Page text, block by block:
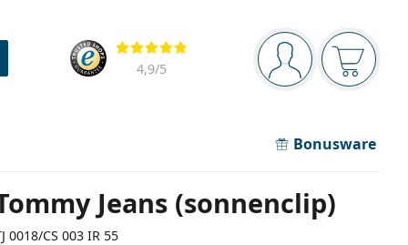
Navigationsleiste
Sie sind Der
Bewertung
4,9/5
Bonusware
Jeans (sonnenclip)
0018/CS 003 IR 55